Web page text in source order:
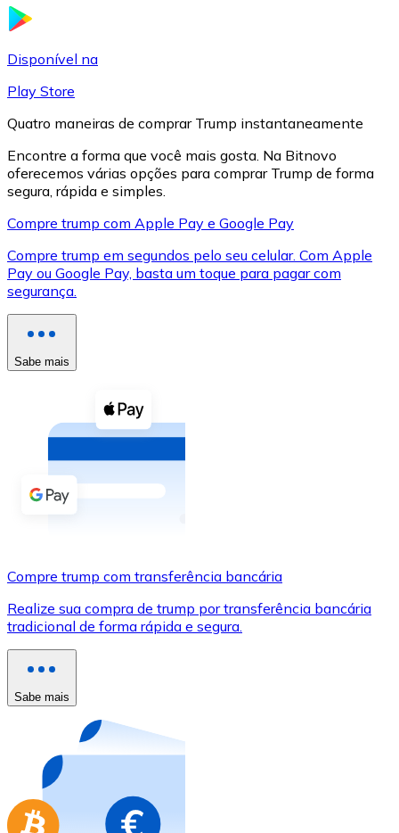
XRP
XRP
Ver tudo
Cupons cripto
Compre criptomoedas com dinheiro e outros
Comprar com dinheiro
Transferência SEPA
Use cartões Visa e Mastercard para comprar
Comprar com cartão
Compre cartões-presente das suas marcas favoritas
Ir para a loja de cartões-presente
Disponível na
Play Store
Quatro maneiras de comprar Trump instantaneamente
Encontre a forma que você mais gosta. Na Bitnovo
oferecemos várias opções para comprar Trump de forma
segura, rápida e simples.
Compre trump com Apple Pay e Google Pay
Compre trump em segundos pelo seu celular. Com Apple
Pay ou Google Pay, basta um toque para pagar com
segurança.
Sabe mais
Compre trump com transferência bancária
Realize sua compra de trump por transferência bancária
tradicional de forma rápida e segura.
Sabe mais